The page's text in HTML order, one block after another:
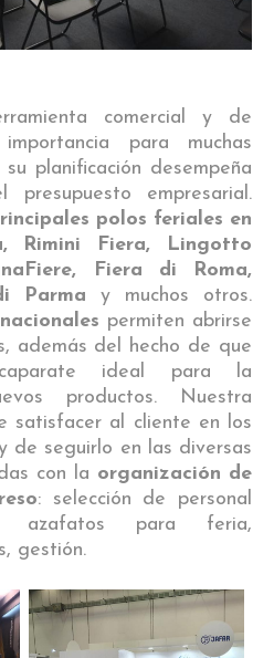
comercial y de
para muchas
planificación desempeña
empresarial.
polos feriales en
Rimini Fiera, Lingotto
Fiera di Roma,
Parma y muchos otros.
permiten abrirse
además del hecho de que
ideal para la
productos. Nuestra
satisfacer al cliente en los
de seguirlo en las diversas
con la organización de
: selección de personal
azafatos para feria,
gestión.